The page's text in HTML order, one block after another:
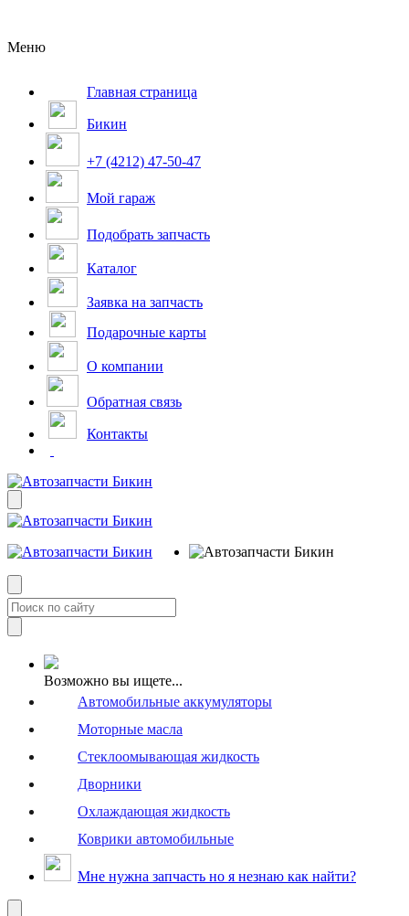
Меню
Главная страница
Бикин
+7 (4212) 47-50-47
Мой гараж
Подобрать запчасть
Каталог
Заявка на запчасть
Подарочные карты
О компании
Обратная связь
Контакты
Возможно вы ищете...
Автомобильные аккумуляторы
Моторные масла
Стеклоомывающая жидкость
Дворники
Охлаждающая жидкость
Коврики автомобильные
Мне нужна запчасть но я незнаю как найти?